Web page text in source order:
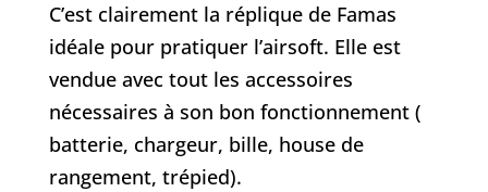
C’est clairement la réplique de Famas
idéale pour pratiquer l’airsoft. Elle est
vendue avec tout les accessoires
nécessaires à son bon fonctionnement (
batterie, chargeur, bille, house de
rangement, trépied).